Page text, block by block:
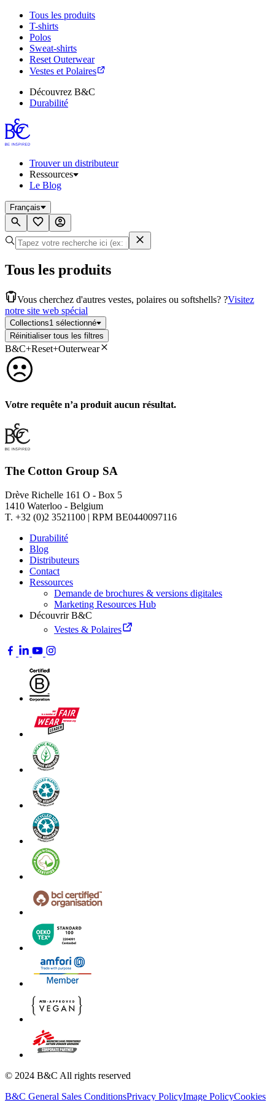
Tous les produits
T-shirts
Polos
Sweat-shirts
Reset Outerwear
Vestes et Polaires
Découvrez B&C
Durabilité
Trouver un distributeur
Ressources
Le Blog
Français
Tous les produits
Vous cherchez d'autres vestes, polaires ou softshells? ?Visitez
notre site web spécial
Collections1 sélectionné
Réinitialiser tous les filtres
B&C+Reset+Outerwear
Votre requête n’a produit aucun résultat.
The Cotton Group SA
Drève Richelle 161 O - Box 5
1410 Waterloo - Belgium
T. +32 (0)2 3521100 | RPM BE0440097116
Durabilité
Blog
Distributeurs
Contact
Ressources
Demande de brochures & versions digitales
Marketing Resources Hub
Découvrir B&C
Vestes & Polaires
© 2024 B&C All rights reserved
B&C General Sales ConditionsPrivacy PolicyImage PolicyCookies